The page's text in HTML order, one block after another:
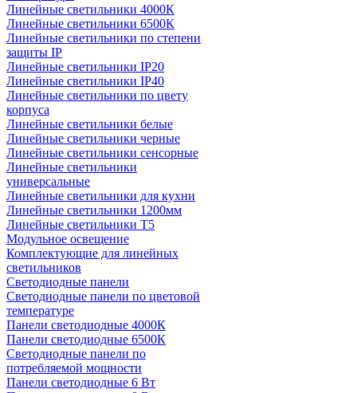
Линейные светильники 4000К
Линейные светильники 6500К
Линейные светильники по степени
защиты IP
Линейные светильники IP20
Линейные светильники IP40
Линейные светильники по цвету
корпуса
Линейные светильники белые
Линейные светильники черные
Линейные светильники сенсорные
Линейные светильники
универсальные
Линейные светильники для кухни
Линейные светильники 1200мм
Линейные светильники Т5
Модульное освещение
Комплектующие для линейных
светильников
Светодиодные панели
Светодиодные панели по цветовой
температуре
Панели светодиодные 4000К
Панели светодиодные 6500К
Светодиодные панели по
потребляемой мощности
Панели светодиодные 6 Вт